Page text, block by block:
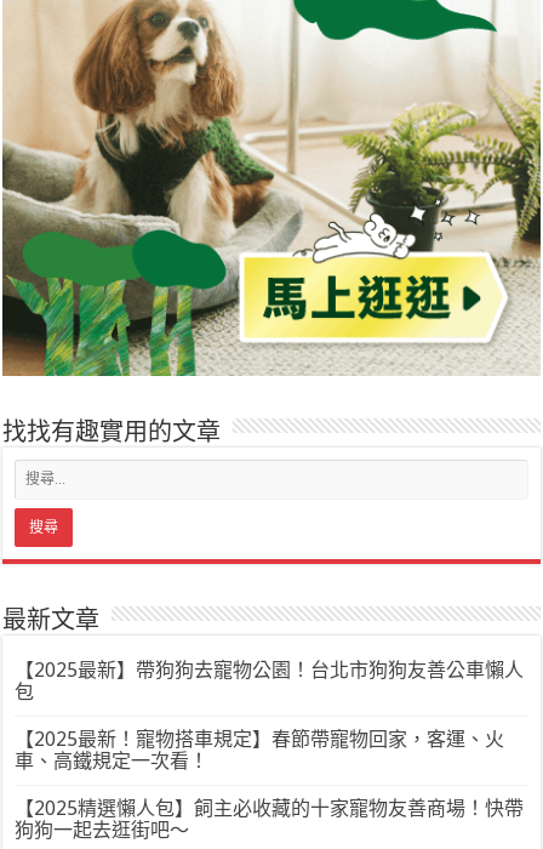
找找有趣實用的文章
最新文章
【2025最新】帶狗狗去寵物公園！台北市狗狗友善公車懶人
包
【2025最新！寵物搭車規定】春節帶寵物回家，客運、火
車、高鐵規定一次看！
【2025精選懶人包】飼主必收藏的十家寵物友善商場！快帶
狗狗一起去逛街吧～